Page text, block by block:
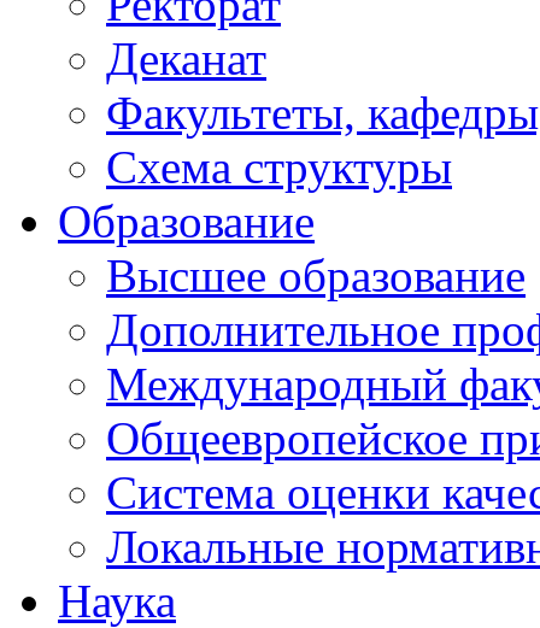
Деканат
Факультеты,
Схема структуры
Образование
Высшее образование
Дополнительное
Международный
Общеевропейское
Система оценки
Локальные
Наука